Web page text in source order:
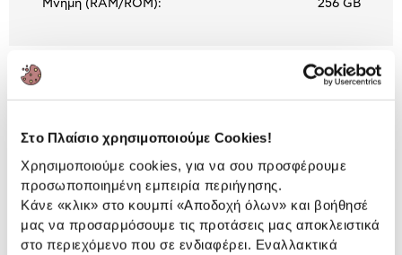
Στο Πλαίσιο χρησιμοποιούμε Cookies!
Χρησιμοποιούμε cookies, για να σου προσφέρουμε
προσωποποιημένη εμπειρία περιήγησης.
Κάνε «κλικ» στο κουμπί «Αποδοχή όλων» και βοήθησέ
μας να προσαρμόσουμε τις προτάσεις μας αποκλειστικά
στο περιεχόμενο που σε ενδιαφέρει. Εναλλακτικά
Μνήμη (RAM/ROM): 256 GB
ΒΛΕΠΕΙΣ:
Apple iPad mini 7th gen WiFi 256
839,00 €